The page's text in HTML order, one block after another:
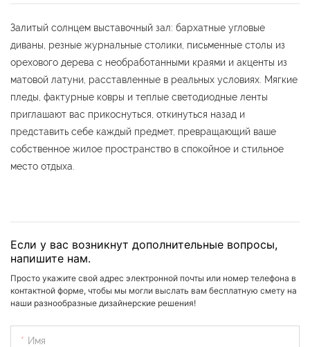
Залитый солнцем выставочный зал: бархатные угловые
диваны, резные журнальные столики, письменные столы из
орехового дерева с необработанными краями и акценты из
матовой латуни, расставленные в реальных условиях. Мягкие
пледы, фактурные ковры и теплые светодиодные ленты
приглашают вас прикоснуться, откинуться назад и
представить себе каждый предмет, превращающий ваше
собственное жилое пространство в спокойное и стильное
место отдыха.
Если у вас возникнут дополнительные вопросы,
напишите нам.
Просто укажите свой адрес электронной почты или номер телефона в
контактной форме, чтобы мы могли выслать вам бесплатную смету на
наши разнообразные дизайнерские решения!
Имя